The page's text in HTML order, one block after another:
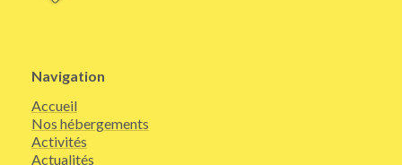
Navigation
Accueil
Nos hébergements
Activités
Actualités